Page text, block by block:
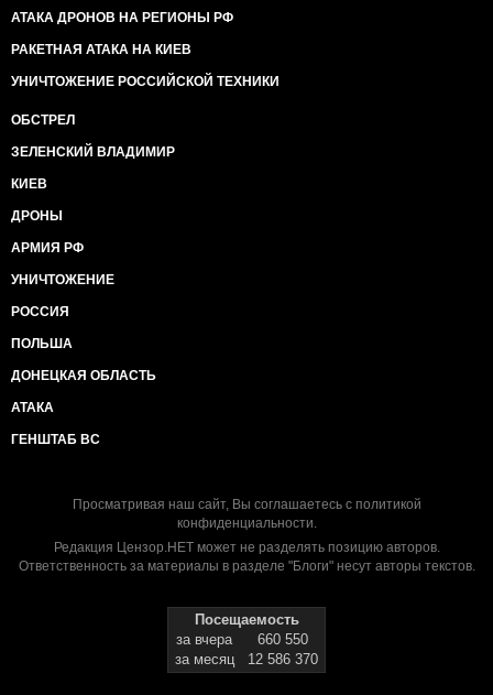
АТАКА ДРОНОВ НА РЕГИОНЫ РФ
РАКЕТНАЯ АТАКА НА КИЕВ
УНИЧТОЖЕНИЕ РОССИЙСКОЙ ТЕХНИКИ
ОБСТРЕЛ
ЗЕЛЕНСКИЙ ВЛАДИМИР
КИЕВ
ДРОНЫ
АРМИЯ РФ
УНИЧТОЖЕНИЕ
РОССИЯ
ПОЛЬША
ДОНЕЦКАЯ ОБЛАСТЬ
АТАКА
ГЕНШТАБ ВС
Просматривая наш сайт, Вы соглашаетесь с политикой
конфиденциальности.
Редакция Цензор.НЕТ может не разделять позицию авторов.
Ответственность за материалы в разделе "Блоги" несут авторы текстов.
Посещаемость
за вчера
660 550
за месяц
12 586 370